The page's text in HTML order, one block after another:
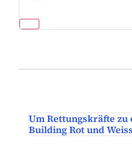
Um Rettungskräfte zu
Building Rot und